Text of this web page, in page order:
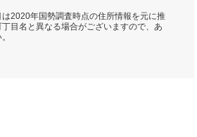
は2020年国勢調査時点の住所情報を元に推
目名と異なる場合がございますので、あ